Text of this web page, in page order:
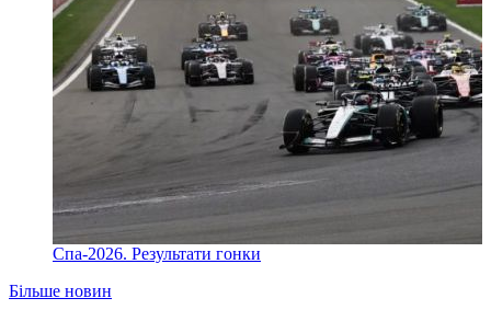
Спа-2026. Результати гонки
Більше новин